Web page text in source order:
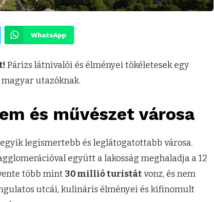
WhatsApp
Párizs látnivalói és élményei tökéletesek egy
utazóknak.
és művészet városa
legismertebb és leglátogatottabb városa.
együtt a lakosság meghaladja a 12
több mint30 millió turistátvonz, és nem
utcái, kulináris élményei és kifinomult